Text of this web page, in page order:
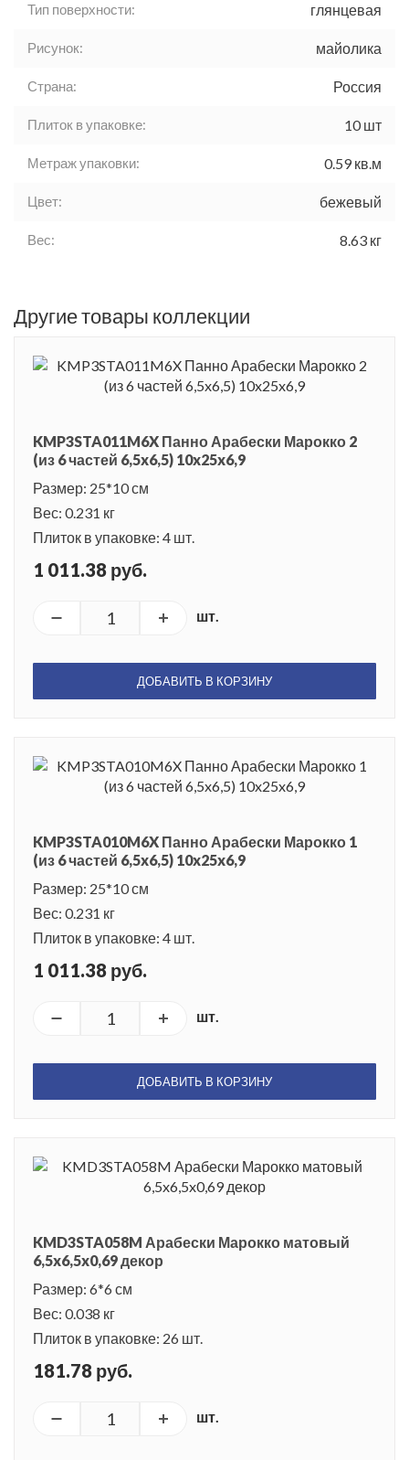
Тип поверхности: глянцевая
Рисунок: майолика
Страна: Россия
Плиток в упаковке: 10 шт
Метраж упаковки: 0.59 кв.м
Цвет: бежевый
Вес: 8.63 кг
Другие товары коллекции
KMP3STA011M6X Панно Арабески Марокко 2
(из 6 частей 6,5x6,5) 10x25x6,9
Размер: 25*10 см
Вес: 0.231 кг
Плиток в упаковке: 4 шт.
1 011.38 руб.
шт.
ДОБАВИТЬ В КОРЗИНУ
KMP3STA010M6X Панно Арабески Марокко 1
(из 6 частей 6,5x6,5) 10x25x6,9
Размер: 25*10 см
Вес: 0.231 кг
Плиток в упаковке: 4 шт.
1 011.38 руб.
шт.
ДОБАВИТЬ В КОРЗИНУ
KMD3STA058M Арабески Марокко матовый
6,5x6,5x0,69 декор
Размер: 6*6 см
Вес: 0.038 кг
Плиток в упаковке: 26 шт.
181.78 руб.
шт.